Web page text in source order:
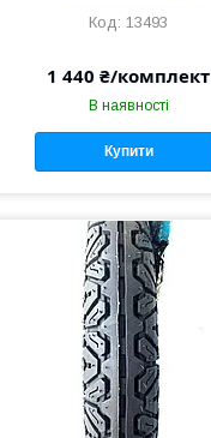
13493
1 440 ₴/комплект
В наявності
Купити